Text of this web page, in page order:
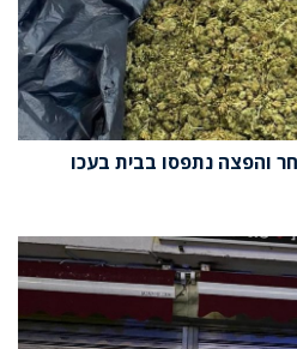
והפצה נתפסו בבית בעכו